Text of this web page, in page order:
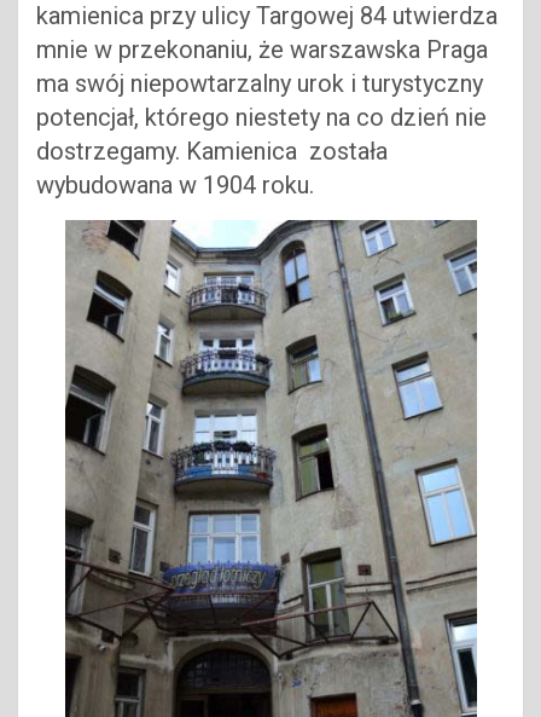
kamienica przy ulicy Targowej 84 utwierdza
mnie w przekonaniu, że warszawska Praga
ma swój niepowtarzalny urok i turystyczny
potencjał, którego niestety na co dzień nie
dostrzegamy. Kamienica została
wybudowana w 1904 roku.